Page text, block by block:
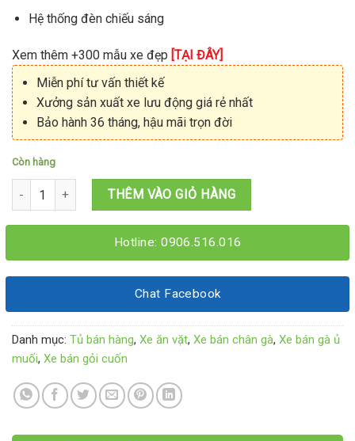
Hệ thống đèn chiếu sáng
Xem thêm +300 mẫu xe đẹp [TẠI ĐÂY]
Miễn phí tư vấn thiết kế
Xưởng sản xuất xe lưu động giá rẻ nhất
Bảo hành 36 tháng, hậu mãi trọn đời
Còn hàng
Xe bán chân gà sốt thái 1M2x60x1M95 số lượng
THÊM VÀO GIỎ HÀNG
Hotline: 0906.516.016
Chat Facebook
Danh mục: Tủ bán hàng, Xe ăn vặt, Xe bán chân gà, Xe bán gà ủ
muối, Xe bán gỏi cuốn